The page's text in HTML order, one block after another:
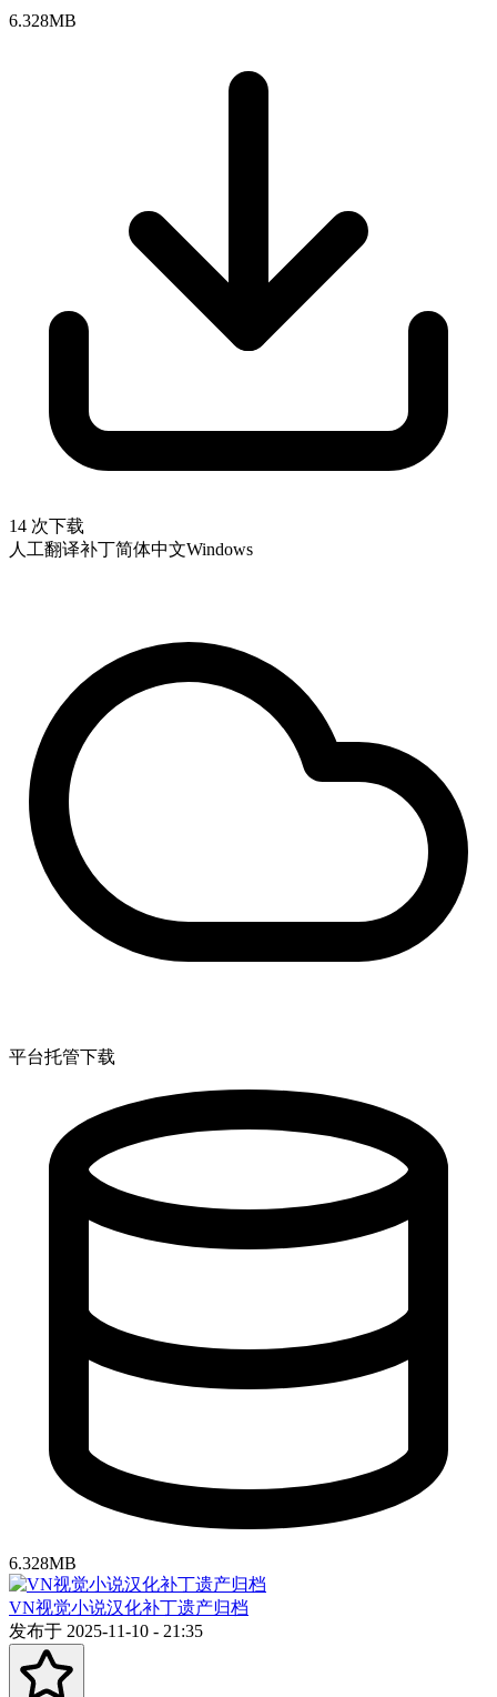
6.328MB
14 次下载
人工翻译补丁简体中文Windows
平台托管下载
6.328MB
VN视觉小说汉化补丁遗产归档
发布于 2025-11-10 - 21:35